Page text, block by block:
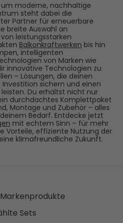
moderne, nachhaltige
steht dabei die
Partner für erneuerbare
breite Auswahl an
leistungsstarken
Balkonkraftwerken bis hin
intelligenten
von Marken wie
innovative Technologien zu
– Lösungen, die deinen
sichern und einen
Du erhältst nicht nur
durchdachtes Komplettpaket
Montage und Zubehör – alles
Bedarf. Entdecke jetzt
mit echtem Sinn – für mehr
Vorteile, effiziente Nutzung der
klimafreundliche Zukunft.
Sets